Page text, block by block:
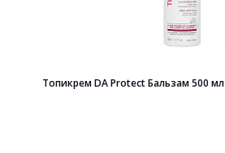
Топикрем DA Protect Бальзам 500 мл